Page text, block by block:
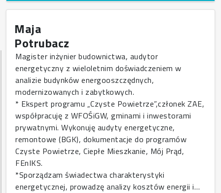
Maja
Potrubacz
Magister inżynier budownictwa, audytor
energetyczny z wieloletnim doświadczeniem w
analizie budynków energooszczędnych,
modernizowanych i zabytkowych.
* Ekspert programu „Czyste Powietrze”,członek ZAE,
współpracuję z WFOŚiGW, gminami i inwestorami
prywatnymi. Wykonuję audyty energetyczne,
remontowe (BGK), dokumentacje do programów
Czyste Powietrze, Ciepłe Mieszkanie, Mój Prąd,
FEnIKS.
*Sporządzam świadectwa charakterystyki
energetycznej, prowadzę analizy kosztów energii i…